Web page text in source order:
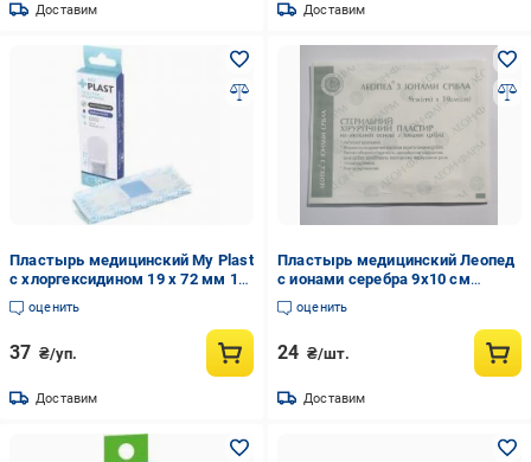
Доставим Доставим
Пластырь медицинский My Plast
с хлоргексидином 19 х 72 мм 10
шт.
оценить
37 ₴/уп.
Доставим
Пластырь медицинский Леопед
с ионами серебра 9х10 см
(1658631203)
оценить
24 ₴/шт.
Доставим